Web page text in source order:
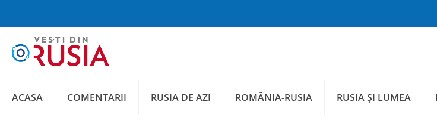
ACASA COMENTARII RUSIA DE AZI ROMÂNIA-RUSIA RUSIA ȘI LUMEA